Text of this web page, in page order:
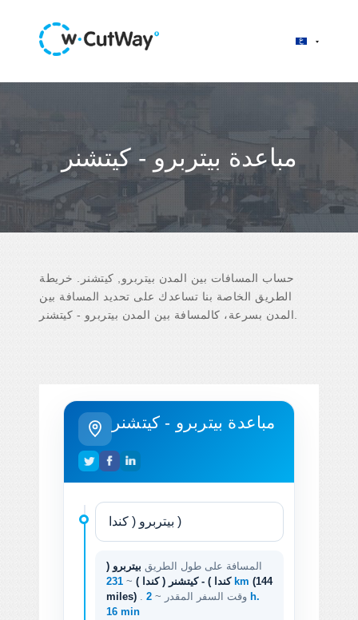
مباعدة بيتربرو - كيتشنر
حساب المسافات بين المدن بيتربرو, كيتشنر. خريطة
الطريق الخاصة بنا تساعدك على تحديد المسافة بين
مباعدة بيتربرو - كيتشنر
المسافة على طول الطريق بيتربرو (
كندا ) - كيتشنر ( كندا ) ~ 231 km (144
miles)
. وقت السفر المقدر ~ 2 h.
16 min